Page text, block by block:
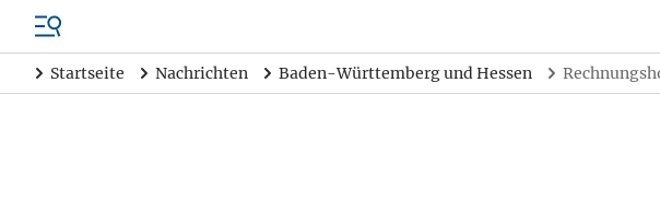
Startseite Nachrichten Baden-Württemberg und Hessen